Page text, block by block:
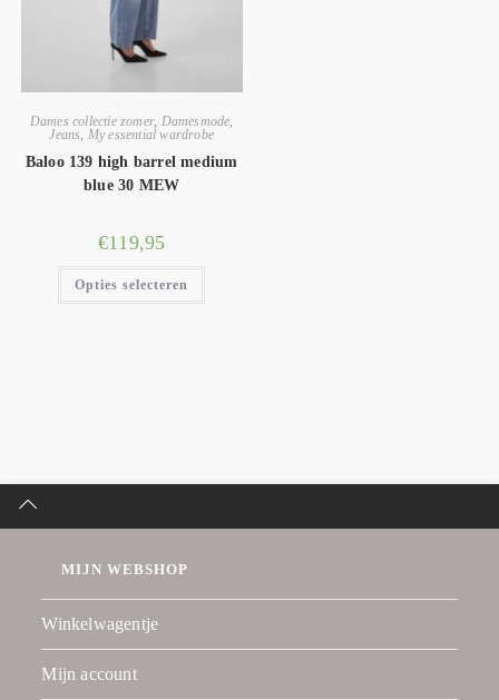
Dames collectie zomer, Damesmode
Jeans
My essential wardrobe
Baloo 139 high barrel medium
blue 30 MEW
€119,95
Opties selecteren
MIJN WEBSHOP
Winkelwagentje
Mijn account